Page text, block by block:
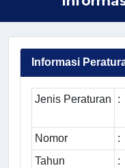
Informasi
Jenis Peraturan :
Nomor
:
Tahun
: